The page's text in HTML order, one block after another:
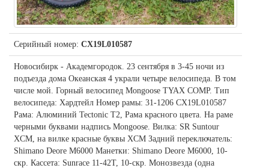
Серийный номер: CX19L010587
Новосибирк - Академгородок. 23 сентября в 3-45 ночи из
подъезда дома Океанская 4 украли четыре велосипеда. В том
числе мой. Горный велосипед Mongoose TYAX COMP. Тип
велосипеда: Хардтейл Номер рамы: 31-1206 CX19L010587
Рама: Алюминий Tectonic T2, Рама красного цвета. На раме
черными буквами надпись Mongoose. Вилка: SR Suntour
XCM, на вилке красные буквы XCM Задний переключатель:
Shimano Deore M6000 Манетки: Shimano Deore M6000, 10-
скр. Кассета: Sunrace 11-42Т, 10-скр. Монозвезда (одна